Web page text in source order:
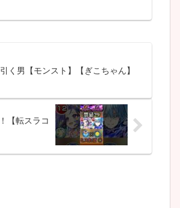
く男【モンスト】【ぎこちゃん】
【転スラコ